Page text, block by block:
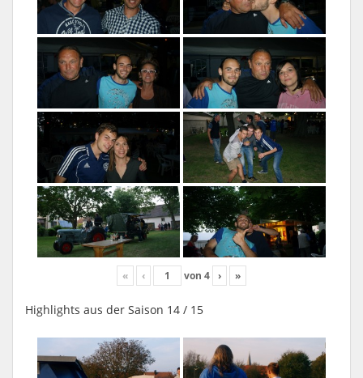
« ‹ von 4 › »
Highlights aus der Saison 14 / 15